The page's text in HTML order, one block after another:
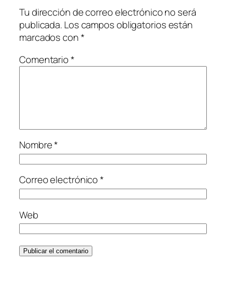
Tu dirección de correo electrónico no será
publicada. Los campos obligatorios están
marcados con*
Comentario*
Nombre*
Correo electrónico*
Web